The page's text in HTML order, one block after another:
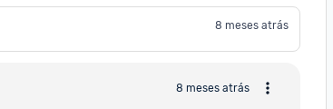
8 meses atrás
8 meses atrás